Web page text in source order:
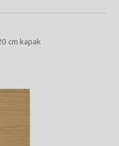
cm kapak